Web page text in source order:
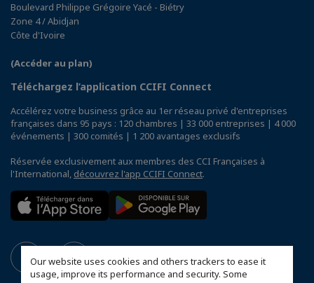
Our website uses cookies and others trackers to ease it
usage, improve its performance and security. Some
Boulevard Philippe Grégoire Yacé - Biétry
Zone 4 / Abidjan
Côte d'Ivoire
(Accéder au plan)
Téléchargez l’application CCIFI Connect
Accélérez votre business grâce au 1er réseau privé d'entreprises
françaises dans 95 pays : 120 chambres | 33 000 entreprises | 4 000
événements | 300 comités | 1 200 avantages exclusifs
Réservée exclusivement aux membres des CCI Françaises à
l'International, découvrez l'app CCIFI Connect.